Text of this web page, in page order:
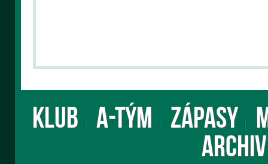
KLUB A-TÝM ZÁPASY
ARCHIV